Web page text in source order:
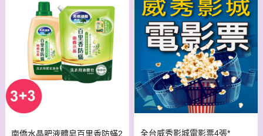
南僑水晶肥液體皂百里香防蟎2
全台威秀影城電影票4張*